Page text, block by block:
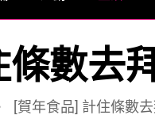
條數去
[賀年食品] 計住條數